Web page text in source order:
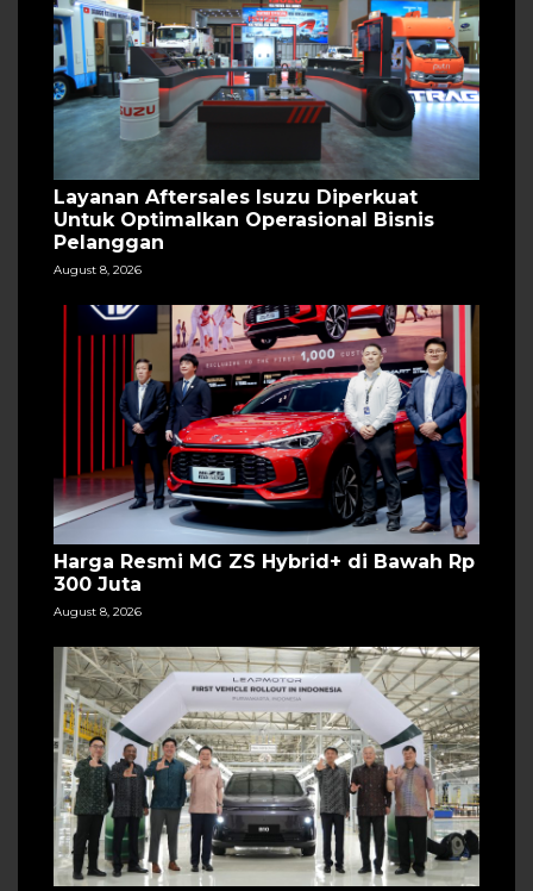
Layanan Aftersales Isuzu Diperkuat
Untuk Optimalkan Operasional Bisnis
Pelanggan
August 8, 2026
Harga Resmi MG ZS Hybrid+ di Bawah Rp
300 Juta
August 8, 2026